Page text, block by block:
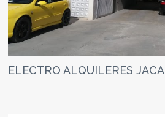
ELECTRO ALQUILERES JACA